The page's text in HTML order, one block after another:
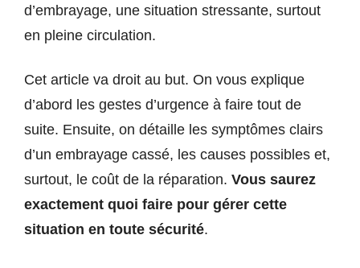
d’embrayage, une situation stressante, surtout
en pleine circulation.
Cet article va droit au but. On vous explique
d’abord les gestes d’urgence à faire tout de
suite. Ensuite, on détaille les symptômes clairs
d’un embrayage cassé, les causes possibles et,
surtout, le coût de la réparation. Vous saurez
exactement quoi faire pour gérer cette
situation en toute sécurité.